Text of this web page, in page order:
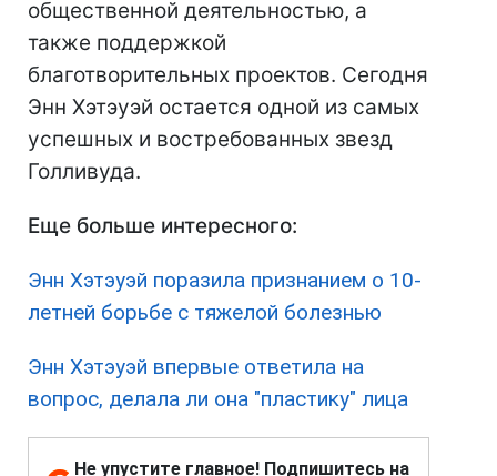
общественной деятельностью, а
также поддержкой
благотворительных проектов. Сегодня
Энн Хэтэуэй остается одной из самых
успешных и востребованных звезд
Голливуда.
Еще больше интересного:
Энн Хэтэуэй поразила признанием о 10-
летней борьбе с тяжелой болезнью
Энн Хэтэуэй впервые ответила на
вопрос, делала ли она "пластику" лица
Не упустите главное! Подпишитесь на